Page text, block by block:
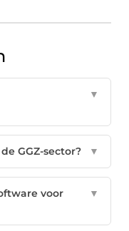
▼
GGZ-sector? ▼
voor
▼